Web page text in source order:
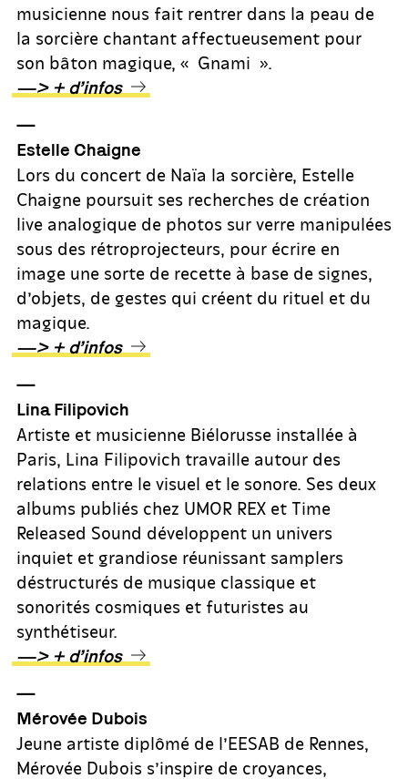
musicienne nous fait rentrer dans la peau de
la sorcière chantant affectueusement pour
son bâton magique, « Gnami ».
—> + d’infos
—
Estelle Chaigne
Lors du concert de Naïa la sorcière, Estelle
Chaigne poursuit ses recherches de création
live analogique de photos sur verre manipulées
sous des rétroprojecteurs, pour écrire en
image une sorte de recette à base de signes,
d’objets, de gestes qui créent du rituel et du
magique.
—> + d’infos
—
Lina Filipovich
Artiste et musicienne Biélorusse installée à
Paris, Lina Filipovich travaille autour des
relations entre le visuel et le sonore. Ses deux
albums publiés chez UMOR REX et Time
Released Sound développent un univers
inquiet et grandiose réunissant samplers
déstructurés de musique classique et
sonorités cosmiques et futuristes au
synthétiseur.
—> + d’infos
—
Mérovée Dubois
Jeune artiste diplômé de l’EESAB de Rennes,
Mérovée Dubois s’inspire de croyances,